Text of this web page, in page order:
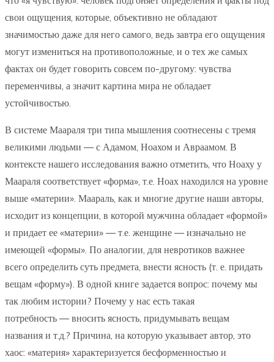
свои ощущения, которые, объективно не обладают
значимостью даже для него самого, ведь завтра его ощущения
могут измениться на противоположные, и о тех же самых
фактах он будет говорить совсем по-другому: чувства
переменчивы, а значит картина мира не обладает
устойчивостью.
В системе Маараля три типа мышления соотнесены с тремя
великими людьми — с Адамом, Ноахом и Авраамом. В
контексте нашего исследования важно отметить, что Ноаху у
Маараля соответствует «форма», т.е. Ноах находился на уровне
выше «материи». Маараль, как и многие другие наши авторы,
исходит из концепции, в которой мужчина обладает «формой»
и придает ее «материи» — т.е. женщине — изначально не
имеющей «формы». По аналогии, для невротиков важнее
всего определить суть предмета, внести ясность (т. е. придать
вещам «форму»). В одной книге задается вопрос: почему мы
так любим истории? Почему у нас есть такая
потребность — вносить ясность, придумывать вещам
названия и т.д.? Причина, на которую указывает автор, это
хаос: «материя» характеризуется бесформенностью и